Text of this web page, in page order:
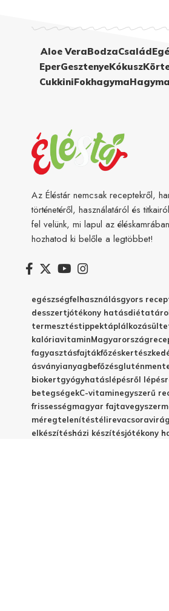
Aloe VeraBodzaCsalád
EperGesztenyeKókusz
CukkiniFokhagymaHagyma
Az Éléstár nemcsak receptekről,
történetéről, használatáról és
fel velünk, mi lapul az
hozhatod ki belőle a legtöbbet!
egészségfelhasználásgyors
desszertjótékony hatásdiéta
termesztéstippektáplálkozás
kalóriavitaminMagyarország
fagyasztásfajtákfőzés
ásványianyagbefőzés
biokertgyógyhatáslépésről
betegségekC-vitaminegyszerű
frissességmagyar fajta
méregtelenítéstélirevacsora
elkészítésházi készítésjótékony